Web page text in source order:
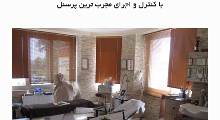
با کنترل و اجرای مجرب ترین پرسنل